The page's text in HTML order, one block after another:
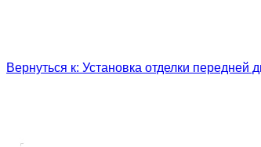
Вернуться к: Установка отделки передней